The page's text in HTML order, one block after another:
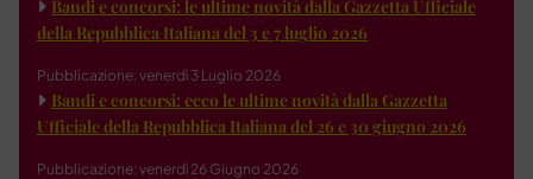
Bandi e concorsi: le ultime novità dalla Gazzetta Ufficiale
della Repubblica Italiana del 3 e 7 luglio 2026
Pubblicazione: venerdì 3 Luglio 2026
Bandi e concorsi: ecco le ultime novità dalla Gazzetta
Ufficiale della Repubblica Italiana del 26 e 30 giugno 2026
Pubblicazione: venerdì 26 Giugno 2026